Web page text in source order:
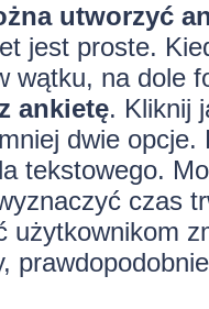
utworzyć
jest proste.
wątku, na dole
ankietę. Kliknij
dwie
tekstowego.
czas
użytkownikom